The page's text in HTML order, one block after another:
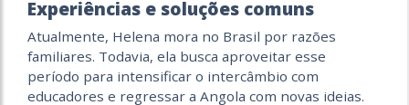
Experiências e soluções comuns
Atualmente, Helena mora no Brasil por razões
familiares. Todavia, ela busca aproveitar esse
período para intensificar o intercâmbio com
educadores e regressar a Angola com novas ideias.